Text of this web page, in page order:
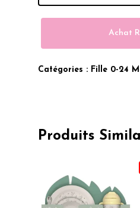
Achat
Catégories : Fille 0-24
Produits